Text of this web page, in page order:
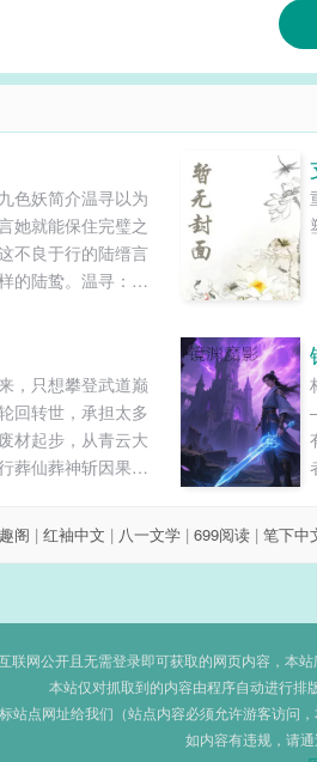
色妖简介温寻以为
她就能保住完璧之
不良于行的陆缙言
的陆鸷。温寻：小
公的另一面“砰。”
的地毯上发出沉闷
杯口划了道不算优
了男人那...
，只想攀登武道巅
回转世，承担太多
材起步，从青云大
葬仙葬神斩因果，
阁 | 红袖中文 | 八一文学 | 699阅读 | 笔下中
联网公开且无需登录即可获取的网页内容，本
本站仅对抓取到的内容由程序自动进行排
站点网址给我们（站点内容必须允许游客访问
如内容有违规，请